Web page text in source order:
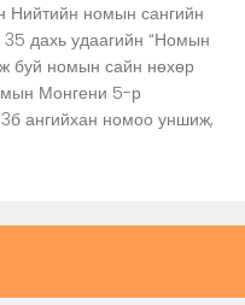
Нийтийн номын сангийн
35 дахь удаагийн “Номын
буй номын сайн нөхөр
Монгени 5-р
ангийхан номоо уншиж,